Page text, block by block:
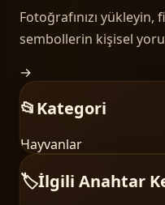
Fotoğrafınızı yükleyin,
sembollerin kişisel
→
📂Kategori
Hayvanlar
🏷️İlgili Anahtar